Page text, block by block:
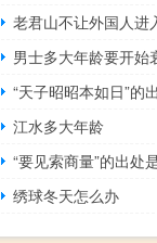
男士多大年龄要开始
“天子昭昭本如日”的
江水多大年龄
“要见索商量”的出处
绣球冬天怎么办